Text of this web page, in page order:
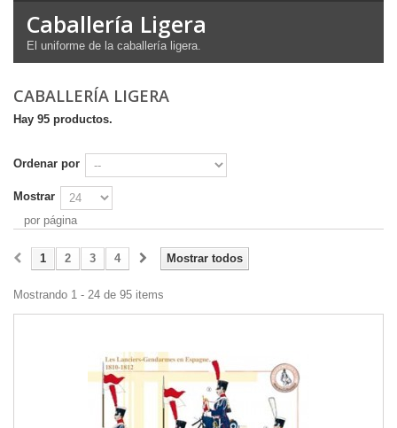
Caballería Ligera
El uniforme de la caballería ligera.
CABALLERÍA LIGERA
Hay 95 productos.
Ordenar por
Mostrar
por página
Mostrar todos
1 2 3 4
Mostrando 1 - 24 de 95 items